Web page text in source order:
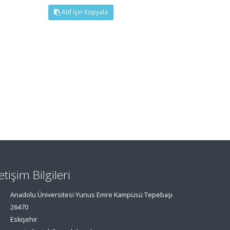
Atıf İçin Kopyala
Bilgileri
Anadolu Üniversitesi Yunus Emre Kampüsü Tepebaşı
26470
Eskişehir